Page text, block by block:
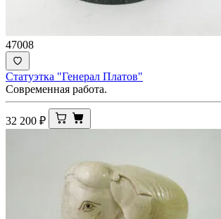
47008
Статуэтка "Генерал Платов"
Современная работа.
32 200 ₽